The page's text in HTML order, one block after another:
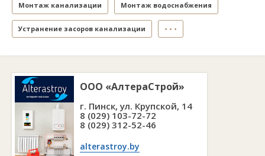
Монтаж канализации Монтаж водоснабжения
Устранение засоров канализации • • •
ООО «АлтераСтрой»
г. Пинск, ул. Крупской, 14
8 (029) 103-72-72
8 (029) 312-52-46
alterastroy.by